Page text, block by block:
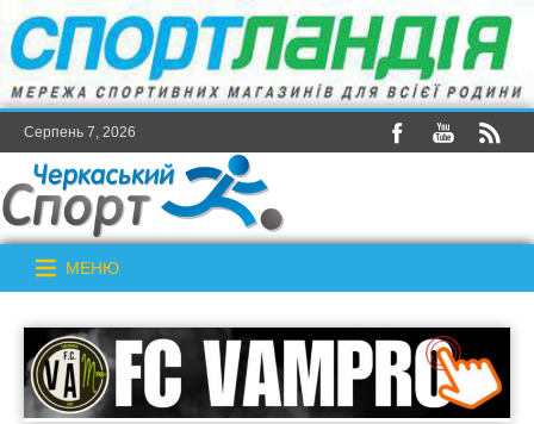
Серпень 7, 2026
МЕНЮ